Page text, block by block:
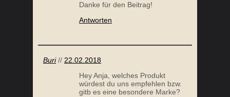
Danke für den Beitrag!
Antworten
Buri// 22.02.2018
Hey Anja, welches Produkt
würdest du uns empfehlen bzw.
gitb es eine besondere Marke?